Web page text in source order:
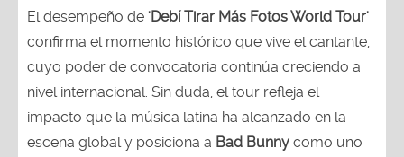
El desempeño de 'Debí Tirar Más Fotos World Tour'
confirma el momento histórico que vive el cantante,
cuyo poder de convocatoria continúa creciendo a
nivel internacional. Sin duda, el tour refleja el
impacto que la música latina ha alcanzado en la
escena global y posiciona a Bad Bunny como uno